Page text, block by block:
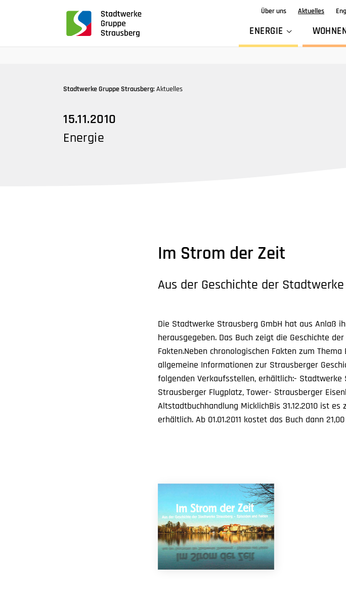
Navigation
Tabulatorentaste:
Über uns Aktuelles
ENERGIE
Stadtwerke Gruppe Strausberg:Aktuelles
15.11.2010
Energie
Im Strom der Zeit
Aus der Geschichte der
Die Stadtwerke Strausberg GmbH hat aus Anlaß
herausgegeben. Das Buch zeigt die Geschichte
Fakten.Neben chronologischen Fakten zum
allgemeine Informationen zur Strausberger
folgenden Verkaufsstellen, erhältlich:-
Strausberger Flugplatz, Tower- Strausberger
Altstadtbuchhandlung MicklichBis 31.12.2010 ist
erhältlich. Ab 01.01.2011 kostet das Buch dann